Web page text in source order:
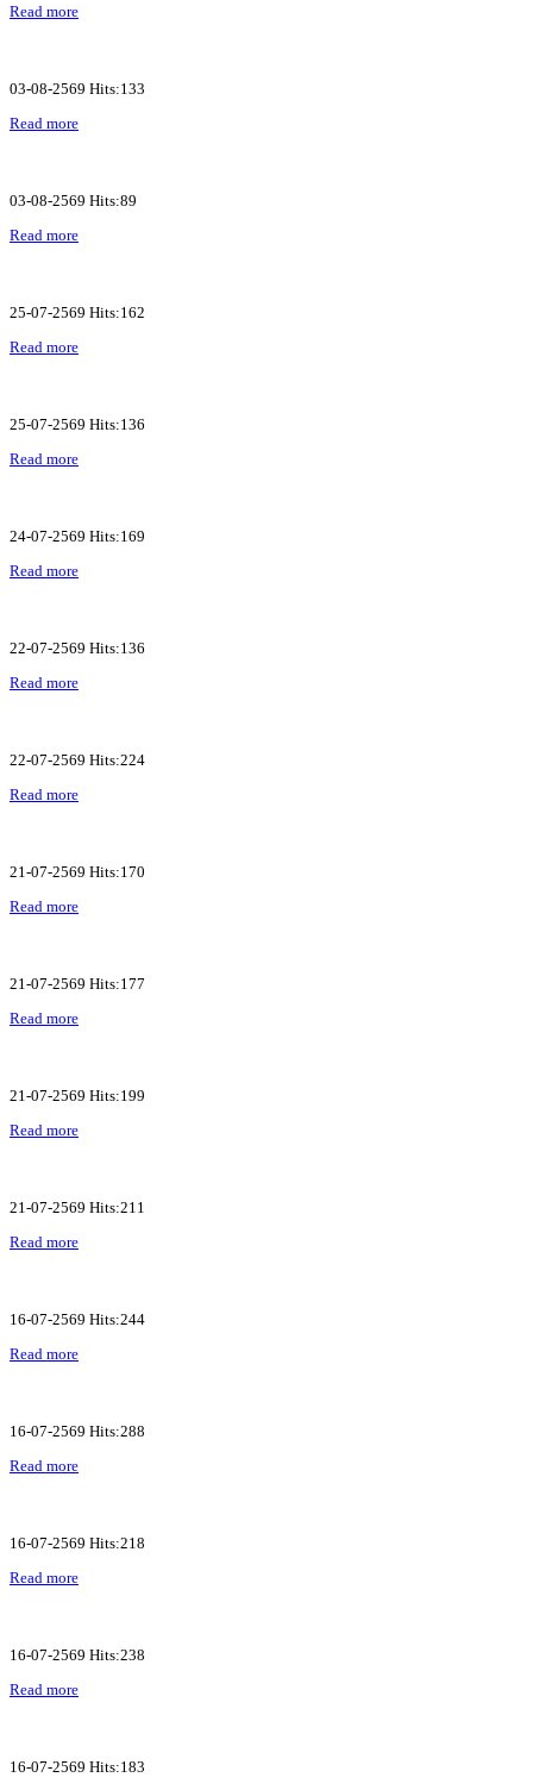
Read more
03-08-2569 Hits:133
Read more
03-08-2569 Hits:89
Read more
25-07-2569 Hits:162
Read more
25-07-2569 Hits:136
Read more
24-07-2569 Hits:169
Read more
22-07-2569 Hits:136
Read more
22-07-2569 Hits:224
Read more
21-07-2569 Hits:170
Read more
21-07-2569 Hits:177
Read more
21-07-2569 Hits:199
Read more
21-07-2569 Hits:211
Read more
16-07-2569 Hits:244
Read more
16-07-2569 Hits:288
Read more
16-07-2569 Hits:218
Read more
16-07-2569 Hits:238
Read more
16-07-2569 Hits:183